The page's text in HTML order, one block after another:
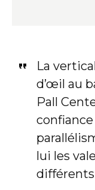
La
d’œil au
Pall
confiance
lui les